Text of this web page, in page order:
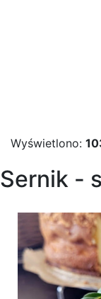
Wyświetlono:
Sernik -